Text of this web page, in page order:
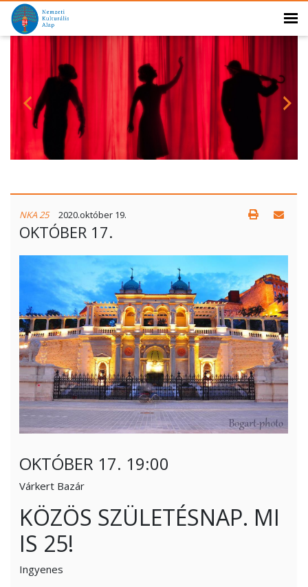
NKA 25 2020.október 19.
OKTÓBER 17.
OKTÓBER 17. 19:00
Várkert Bazár
KÖZÖS SZÜLETÉSNAP. MI
IS 25!
Ingyenes